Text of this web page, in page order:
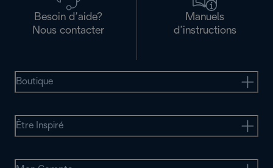
Besoin d’aide?
Nous contacter
Manuels
d’instructions
Boutique
Être Inspiré